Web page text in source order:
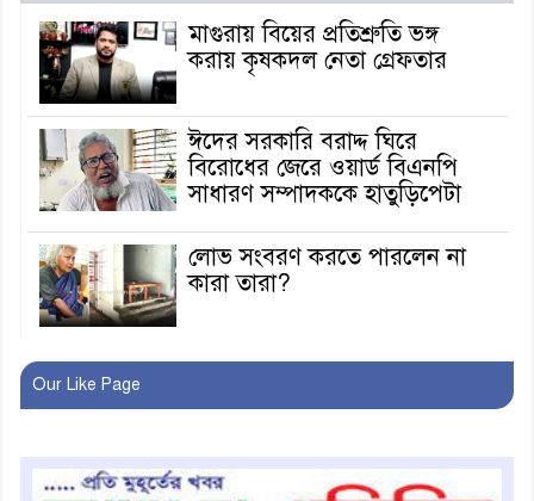
মাগুরায় বিয়ের প্রতিশ্রুতি ভঙ্গ
করায় কৃষকদল নেতা গ্রেফতার
ঈদের সরকারি বরাদ্দ ঘিরে
বিরোধের জেরে ওয়ার্ড বিএনপি
সাধারণ সম্পাদককে হাতুড়িপেটা
লোভ সংবরণ করতে পারলেন না
কারা তারা?
অনূর্ধ্ব-১৭ জাতীয় চ্যাম্পিয়ন মাগুরা
রোববার থেকে ভারতীয় ট্যুরিস্ট
Our Like Page